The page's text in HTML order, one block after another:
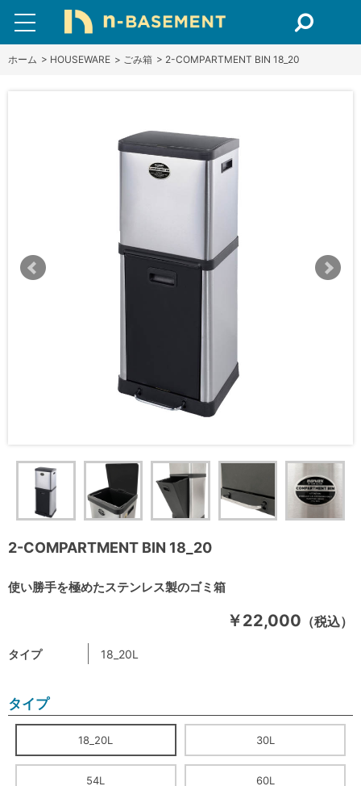
ホーム > HOUSEWARE > ごみ箱 > 2-COMPARTMENT BIN 18_20
2-COMPARTMENT BIN 18_20
使い勝手を極めたステンレス製のゴミ箱
￥22,000 （税込）
タイプ 18_20L
タイプ
18_20L 30L
54L 60L